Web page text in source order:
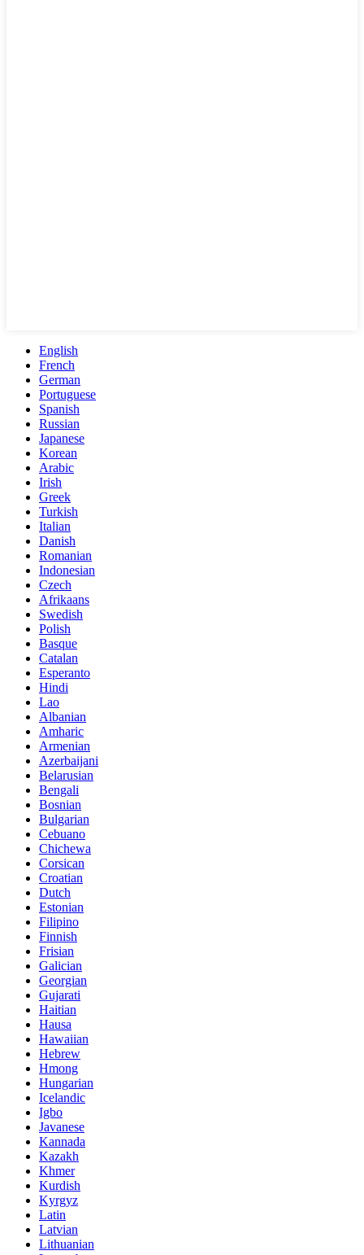
English
French
German
Portuguese
Spanish
Russian
Japanese
Korean
Arabic
Irish
Greek
Turkish
Italian
Danish
Romanian
Indonesian
Czech
Afrikaans
Swedish
Polish
Basque
Catalan
Esperanto
Hindi
Lao
Albanian
Amharic
Armenian
Azerbaijani
Belarusian
Bengali
Bosnian
Bulgarian
Cebuano
Chichewa
Corsican
Croatian
Dutch
Estonian
Filipino
Finnish
Frisian
Galician
Georgian
Gujarati
Haitian
Hausa
Hawaiian
Hebrew
Hmong
Hungarian
Icelandic
Igbo
Javanese
Kannada
Kazakh
Khmer
Kurdish
Kyrgyz
Latin
Latvian
Lithuanian